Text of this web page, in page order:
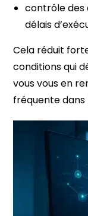
contrôle des
délais
Cela réduit
conditions qui
vous vous en
fréquente dans